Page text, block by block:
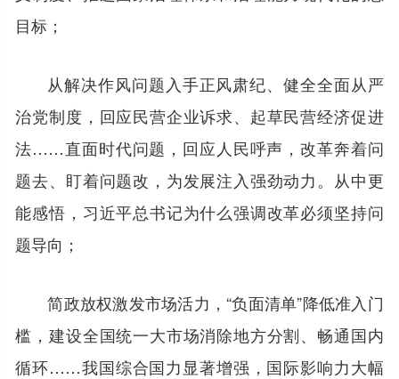
目标；
从解决作风问题入手正风肃纪、健全全面从严
治党制度，回应民营企业诉求、起草民营经济促进
法……直面时代问题，回应人民呼声，改革奔着问
题去、盯着问题改，为发展注入强劲动力。从中更
能感悟，习近平总书记为什么强调改革必须坚持问
题导向；
简政放权激发市场活力，“负面清单”降低准入门
槛，建设全国统一大市场消除地方分割、畅通国内
循环……我国综合国力显著增强，国际影响力大幅